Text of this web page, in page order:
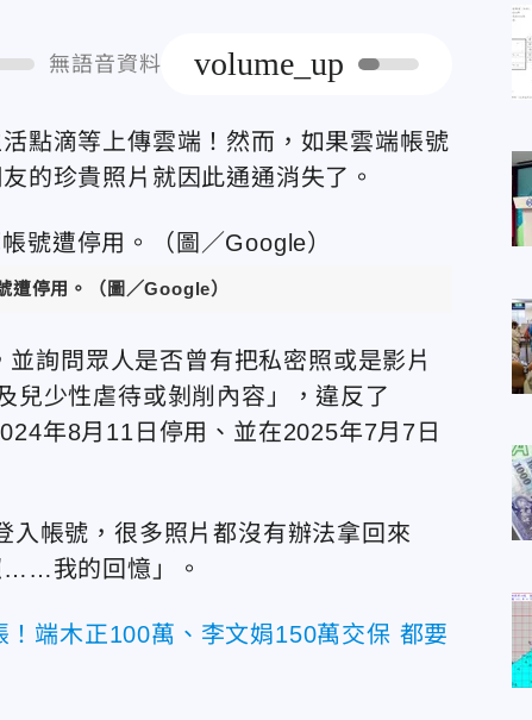
無語音資料 volume_up
點滴等上傳雲端！然而，如果雲端帳號
的珍貴照片就因此通通消失了。
停用。（圖／Google）
詢問眾人是否曾有把私密照或是影片
兒少性虐待或剝削內容」，違反了
年8月11日停用、並在2025年7月7日
入帳號，很多照片都沒有辦法拿回來
……我的回憶」。
端木正100萬、李文娟150萬交保 都要